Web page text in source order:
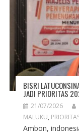
BISRI
JADI PRIORITAS
21/07/2026
MALUKU,
Ambon,